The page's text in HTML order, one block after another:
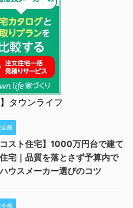
】タウンライフ
般
コスト住宅】1000万円台で建て
宅｜品質を落とさず予算内で
ウスメーカー選びのコツ
般